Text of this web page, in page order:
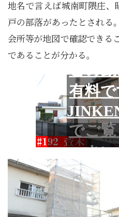
地名で言えば城南町隈庄、
戸の部落があったとされる
会所等が地図で確認できる
であることが分かる。